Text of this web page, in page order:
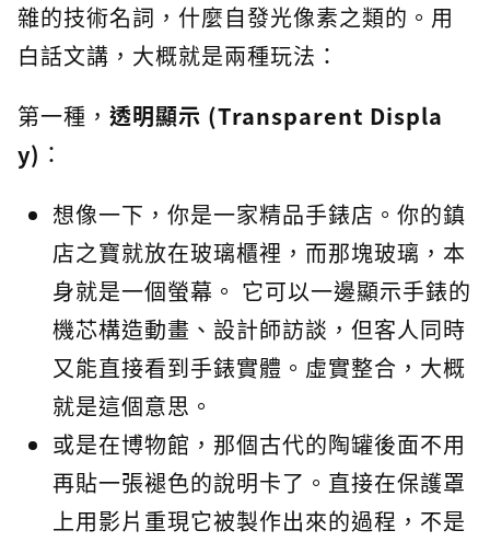
雜的技術名詞，什麼自發光像素之類的。用
白話文講，大概就是兩種玩法：
第一種， 透明顯示 (Transparent Displa
y) ：
想像一下，你是一家精品手錶店。你的鎮
店之寶就放在玻璃櫃裡，而那塊玻璃，本
身就是一個螢幕。 它可以一邊顯示手錶的
機芯構造動畫、設計師訪談，但客人同時
又能直接看到手錶實體。虛實整合，大概
就是這個意思。
或是在博物館，那個古代的陶罐後面不用
再貼一張褪色的說明卡了。直接在保護罩
上用影片重現它被製作出來的過程，不是